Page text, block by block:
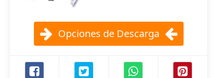
Opciones de Descarga